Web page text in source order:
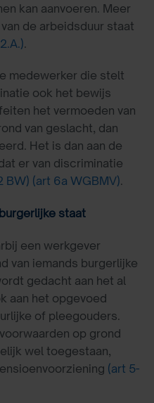
kan aanvoeren. Meer
de arbeidsduur staat
.
medewerker die stelt
ook het bewijs
het vermoeden van
van geslacht, dan
Het is dan aan de
er van discriminatie
BW) (art 6a WGBMV).
staat
een werkgever
van iemands burgerlijke
gedacht aan het al
aan het opgevoed
of pleegouders.
op grond
wel toegestaan,
(art 5-